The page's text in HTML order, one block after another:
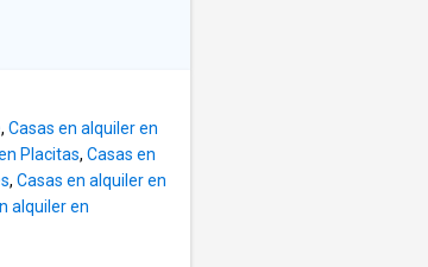
, Casas en alquiler en
Placitas, Casas en
, Casas en alquiler en
alquiler en